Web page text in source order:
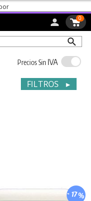
0
Precios Sin IVA
FILTROS ►
- 17%